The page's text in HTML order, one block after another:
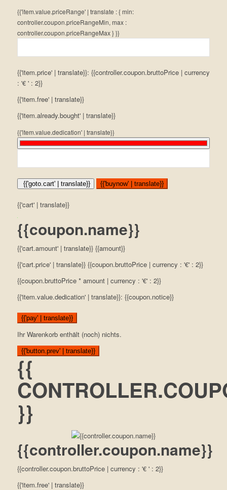
{{'item.value.priceRange' | translate : { min:
controller.coupon.priceRangeMin, max :
controller.coupon.priceRangeMax } }}
{{'item.price' | translate}}: {{controller.coupon.bruttoPrice | currency
: '€ ' : 2}}
{{'item.free' | translate}}
{{'item.already.bought' | translate}}
{{'item.value.dedication' | translate}}
{{'goto.cart' | translate}} {{'buynow' | translate}}
{{'cart' | translate}}
{{coupon.name}}
{{'cart.amount' | translate}} {{amount}}
{{'cart.price' | translate}} {{coupon.bruttoPrice | currency : '€' : 2}}
{{coupon.bruttoPrice * amount | currency : '€' : 2}}
{{'item.value.dedication' | translate}}: {{coupon.notice}}
{{'pay' | translate}}
Ihr Warenkorb enthält (noch) nichts.
{{'button.prev' | translate}}
{{
}}
{{controller.coupon.name}}
{{controller.coupon.bruttoPrice | currency : '€ ' : 2}}
{{'item.free' | translate}}